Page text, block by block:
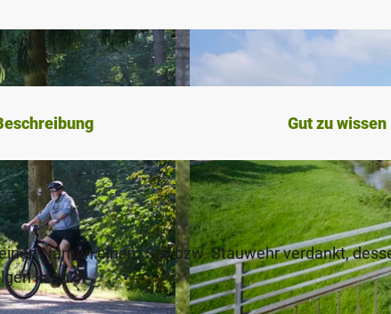
Gut zu wissen
Namen einem Siel bzw. Stauwehr verdankt,
kann.